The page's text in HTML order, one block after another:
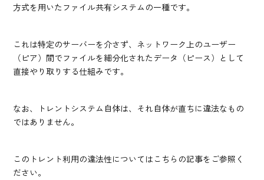
方式を用いたファイル共有システムの一種です。
これは特定のサーバーを介さず、ネットワーク上のユーザー
（ピア）間でファイルを細分化されたデータ（ピース）として
直接やり取りする仕組みです。
なお、トレントシステム自体は、それ自体が直ちに違法なもの
ではありません。
このトレント利用の違法性についてはこちらの記事をご参照く
ださい。